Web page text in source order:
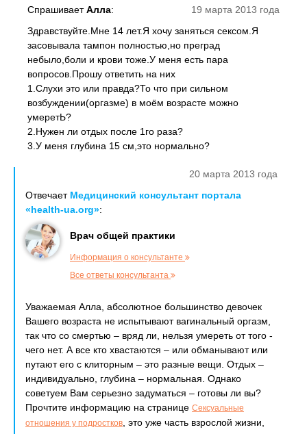
19 марта 2013 года
СпрашиваетАлла:
Здравствуйте.Мне 14 лет.Я хочу заняться сексом.Я
засовывала тампон полностью,но преград
небыло,боли и крови тоже.У меня есть пара
вопросов.Прошу ответить на них
1.Слухи это или правда?То что при сильном
возбуждении(оргазме) в моём возрасте можно
умеретЬ?
2.Нужен ли отдых после 1го раза?
3.У меня глубина 15 см,это нормально?
20 марта 2013 года
Отвечает Медицинский консультант портала
«health-ua.org»:
Врач общей практики
Информация о консультанте
Все ответы консультанта
Уважаемая Алла, абсолютное большинство девочек
Вашего возраста не испытывают вагинальный оргазм,
так что со смертью – вряд ли, нельзя умереть от того -
чего нет. А все кто хвастаются – или обманывают или
путают его с клиторным – это разные вещи. Отдых –
индивидуально, глубина – нормальная. Однако
советуем Вам серьезно задуматься – готовы ли вы?
Прочтите информацию на странице Сексуальные
отношения у подростков , это уже часть взрослой жизни,